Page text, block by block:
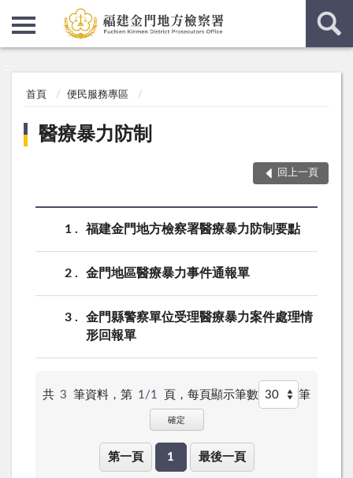
首頁 便民服務專區
醫療暴力防制
回上一頁
1 福建金門地方檢察署醫療暴力防制要點
2 金門地區醫療暴力事件通報單
3
金門縣警察單位受理醫療暴力案件處理情
形回報單
共 3 筆資料，第 1/1 頁， 每頁顯示筆數 筆
確定
第一頁 1 最後一頁